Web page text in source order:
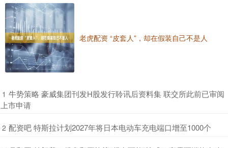
老虎配资 “皮套人”，却在假装自己不是人
1 ​牛势策略 豪威集团刊发H股发行聆讯后资料集 联交所此前已审阅
上市申请
2 ​配资吧 特斯拉计划2027年将日本电动车充电端口增至1000个